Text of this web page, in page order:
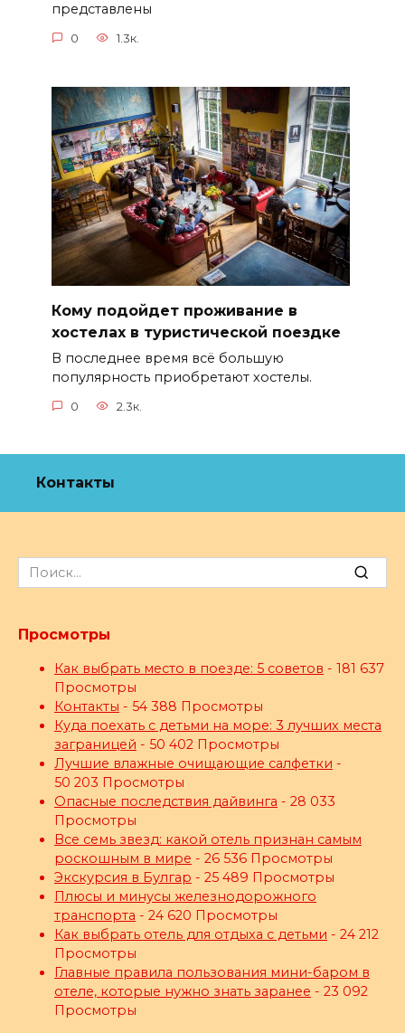
представлены
0 1.3к.
Кому подойдет проживание в
хостелах в туристической поездке
В последнее время всё большую
популярность приобретают хостелы.
0 2.3к.
Контакты
Search
for:
Просмотры
Как выбрать место в поезде: 5 советов - 181 637
Просмотры
Контакты - 54 388 Просмотры
Куда поехать с детьми на море: 3 лучших места
заграницей - 50 402 Просмотры
Лучшие влажные очищающие салфетки -
50 203 Просмотры
Опасные последствия дайвинга - 28 033
Просмотры
Все семь звезд: какой отель признан самым
роскошным в мире - 26 536 Просмотры
Экскурсия в Булгар - 25 489 Просмотры
Плюсы и минусы железнодорожного
транспорта - 24 620 Просмотры
Как выбрать отель для отдыха с детьми - 24 212
Просмотры
Главные правила пользования мини-баром в
отеле, которые нужно знать заранее - 23 092
Просмотры